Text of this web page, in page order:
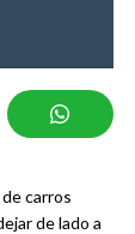
carros
de lado a